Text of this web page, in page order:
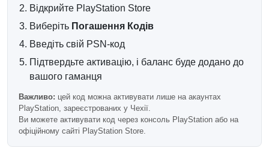
Фінансування покупок у грі з плином часу
Зручно для витрат на
довгострокову основу
Високий баланс у гаманці може зробити майбутні
покупки в PlayStation Store швидшими та легшими,
випусків ігор.
Доставка цифрового коду
Після підтвердження платежу код PSN надсилається
Відкрийте PlayStation Store
Виберіть Погашення Кодів
Введіть свій PSN-код
Підтвердьте активацію, і баланс буде додано до
вашого гаманця
Важливо: цей код можна активувати лише на акаунтах
PlayStation, зареєстрованих у Чехії.
Ви можете активувати код через консоль PlayStation або на
офіційному сайті PlayStation Store.